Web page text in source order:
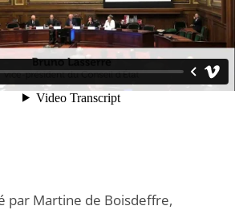
par Martine de Boisdeffre,